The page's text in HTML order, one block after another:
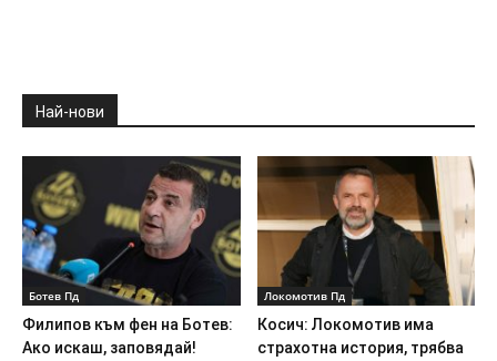
Най-нови
Ботев Пд
Филипов към фен на Ботев:
Ако искаш, заповядай!
Локомотив Пд
Косич: Локомотив има
страхотна история, трябва